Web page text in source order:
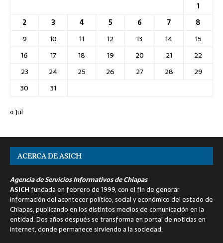
1
2
3 4 5 6 7
8
9
10 11 12 13 14
15
16
17 18 19 20 21
22
23
24 25 26 27 28
29
30
31
« Jul
ACERCA DE ASICH
Agencia de Servicios Informativos de Chiapas
ASICH fundada en febrero de 1999, con el fin de generar
información del acontecer político, social y económico del estado de
Chiapas, publicando en los distintos medios de comunicación en la
entidad. Dos años después se transforma en portal de noticias en
internet, donde permanece sirviendo a la sociedad.